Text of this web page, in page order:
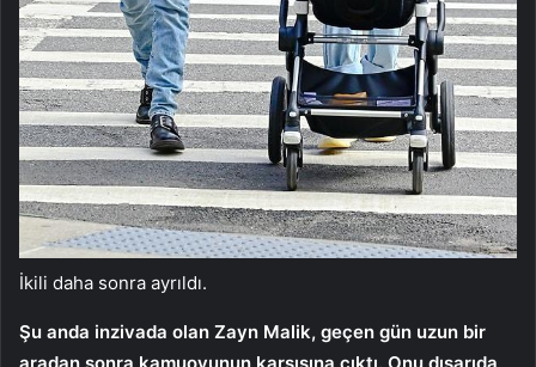
İkili daha sonra ayrıldı.
Şu anda inzivada olan Zayn Malik, geçen gün uzun bir